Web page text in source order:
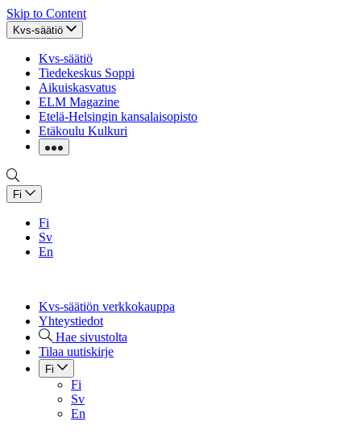
Skip to Content
Kvs-säätiö
Kvs-säätiö
Tiedekeskus Soppi
Aikuiskasvatus
ELM Magazine
Etelä-Helsingin kansalaisopisto
Etäkoulu Kulkuri
Fi
Fi
Sv
En
Kvs-säätiön verkkokauppa
Yhteystiedot
Hae sivustolta
Tilaa uutiskirje
Fi
Fi
Sv
En